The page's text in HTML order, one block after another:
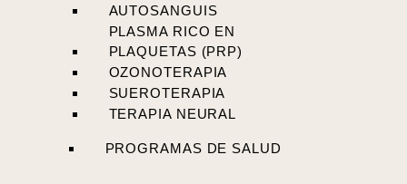
AUTOSANGUIS
PLASMA RICO EN
PLAQUETAS (PRP)
OZONOTERAPIA
SUEROTERAPIA
TERAPIA NEURAL
PROGRAMAS DE SALUD